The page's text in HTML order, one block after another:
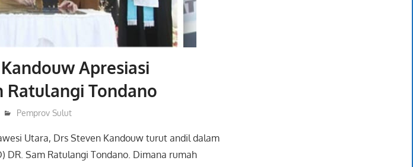
Apresiasi
Ratulangi Tondano
Pemprov Sulut
Utara, Drs Steven Kandouw turut andil dalam
DR. Sam Ratulangi Tondano. Dimana rumah